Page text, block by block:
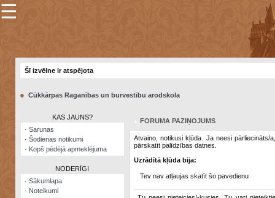
×
Šodienas
notikumi
Visatcera
☰
Šī izvēlne ir atspējota
● Cūkkārpas Raganības un burvestību arodskola
KAS JAUNS?
· Sarunas
· Šodienas notikumi
· Kopš pēdējā apmeklējuma
NODERĪGI
· Sākumlapa
· Noteikumi
FORUMA PAZIŅOJUMS
Atvaino, notikusi kļūda. Ja neesi pārliecināts/
pārskatīt palīdzības datnes.
Uzrādītā kļūda bija:
Tev nav atļaujas skatīt šo pavedienu